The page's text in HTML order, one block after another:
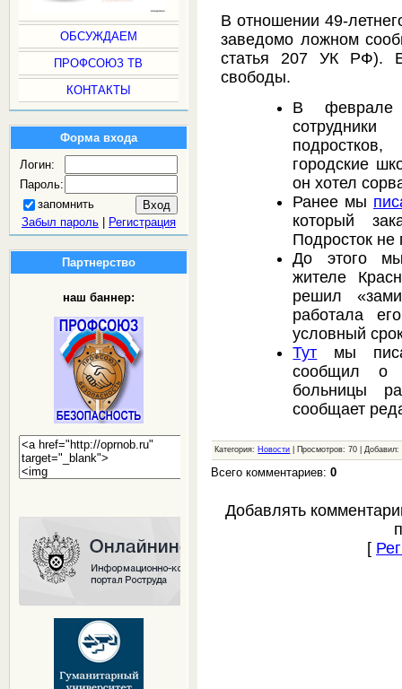
ОБСУЖДАЕМ
ПРОФСОЮЗ ТВ
КОНТАКТЫ
Форма входа
Логин:
Пароль:
запомнить
Забыл пароль| Регистрация
Партнерство
наш баннер:
В отношении 49-
заведомо ложном
статья 207 УК РФ).
свободы.
В феврале
городские
он хотел
Ранее мы
который
Подросток не
До этого
жителе
решил
работала
условный
Тут мы
сообщил о
больницы
сообщает
Категория: Новости | Просмотров: 70 | Добавил:
Всего комментариев:0
Добавлять
[